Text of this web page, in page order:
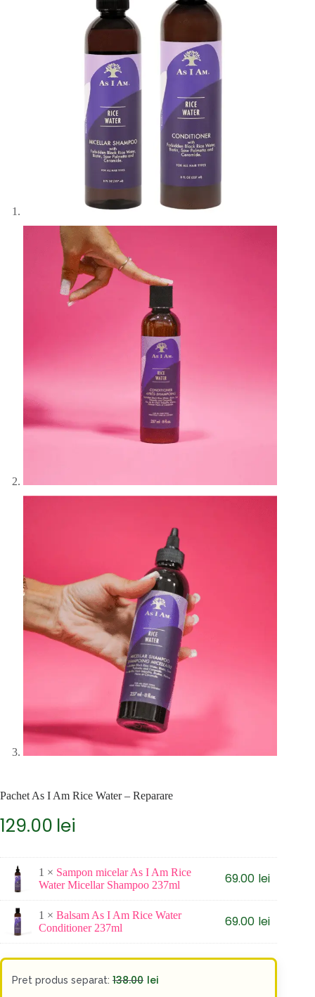
Pachet As I Am Rice Water – Reparare
129.00 lei
1 × Sampon micelar As I Am Rice
Water Micellar Shampoo 237ml
69.00 lei
1 × Balsam As I Am Rice Water
Conditioner 237ml
69.00 lei
Pret produs separat: 138.00 lei